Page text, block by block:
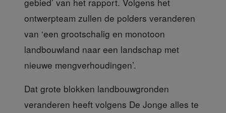
ontwerpteam zullen de polders veranderen
van ‘een grootschalig en monotoon
landbouwland naar een landschap met
nieuwe mengverhoudingen’.
Dat grote blokken landbouwgronden
veranderen heeft volgens De Jonge alles te